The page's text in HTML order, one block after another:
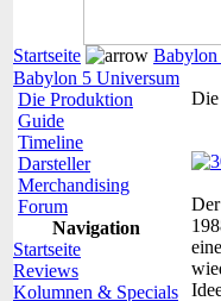
Startseite Babylon
Babylon 5 Universum
Die Produktion
Guide
Timeline
Darsteller
Merchandising
Forum
Navigation
Startseite
Reviews
Kolumnen & Specials